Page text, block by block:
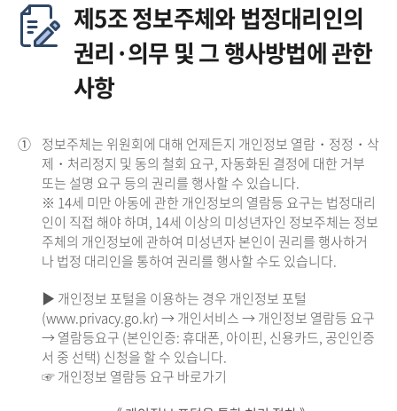
제5조 정보주체와 법정대리인의
권리·의무 및 그 행사방법에 관한
사항
① 정보주체는 위원회에 대해 언제든지 개인정보 열람・정정・삭
제・처리정지 및 동의 철회 요구, 자동화된 결정에 대한 거부
또는 설명 요구 등의 권리를 행사할 수 있습니다.
※ 14세 미만 아동에 관한 개인정보의 열람등 요구는 법정대리
인이 직접 해야 하며, 14세 이상의 미성년자인 정보주체는 정보
주체의 개인정보에 관하여 미성년자 본인이 권리를 행사하거
나 법정 대리인을 통하여 권리를 행사할 수도 있습니다.
▶ 개인정보 포털을 이용하는 경우 개인정보 포털
(www.privacy.go.kr) → 개인서비스 → 개인정보 열람등 요구
→ 열람등요구 (본인인증: 휴대폰, 아이핀, 신용카드, 공인인증
서 중 선택) 신청을 할 수 있습니다.
☞ 개인정보 열람등 요구 바로가기